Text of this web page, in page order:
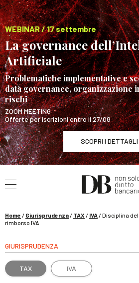
WEBINAR / 17 settembre
La governance
Artificiale
Problematiche implementative e
data governance, organizzazione
rischi
ZOOM MEETING
Offerte per iscrizioni entro il 27/08
SCOPRI I DETTAGLI
WEBINAR / 17
La governance
Home / Giurisprudenza/ TAX / IVA/Disciplina del
rimborso IVA
GIURISPRUDENZA
TAX IVA